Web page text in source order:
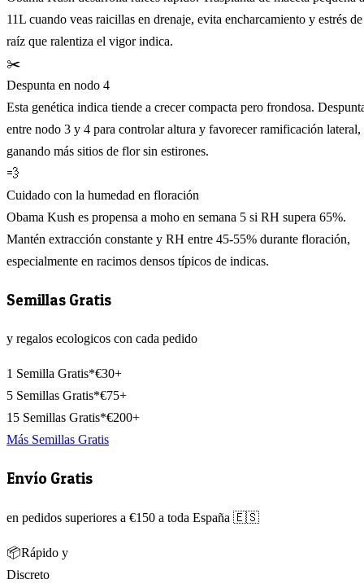
11L cuando veas raicillas en drenaje, evita encharcamiento y estrés de
raíz que ralentiza el vigor indica.
✂️
Despunta en nodo 4
Esta genética indica tiende a crecer compacta pero frondosa.
entre nodo 3 y 4 para controlar altura y favorecer ramificación lateral,
ganando más sitios de flor sin estirones.
💨
Cuidado con la humedad en floración
Obama Kush es propensa a moho en semana 5 si RH supera 65%.
Mantén extracción constante y RH entre 45-55% durante floración,
especialmente en racimos densos típicos de indicas.
Semillas Gratis
y regalos ecologicos con cada pedido
1 Semilla Gratis*€30+
5 Semillas Gratis*€75+
15 Semillas Gratis*€200+
Más Semillas Gratis
Envío Gratis
en pedidos superiores a €150 a toda España 🇪🇸
📦Rápido y
Discreto